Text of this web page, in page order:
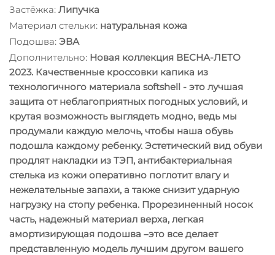
Застёжка: Липучка
Материал стельки: натуральная кожа
Подошва: ЭВА
Дополнительно: Новая коллекция ВЕСНА-ЛЕТО
2023. Качественные кроссовки капика из
технологичного материала softshell - это лучшая
защита от неблагоприятных погодных условий, и
крутая возможность выглядеть модно, ведь мы
продумали каждую мелочь, чтобы наша обувь
подошла каждому ребенку. Эстетический вид обуви
продлят накладки из ТЭП, антибактериальная
стелька из кожи оперативно поглотит влагу и
нежелательные запахи, а также снизит ударную
нагрузку на стопу ребенка. Прорезиненный носок
часть, надежный материал верха, легкая
амортизирующая подошва –это все делает
представленную модель лучшим другом вашего